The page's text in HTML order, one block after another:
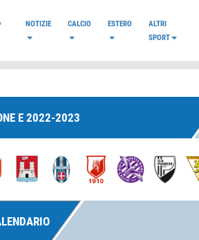
NOTIZIE CALCIO ESTERO
ALTRI
SPORT
E 2022-2023